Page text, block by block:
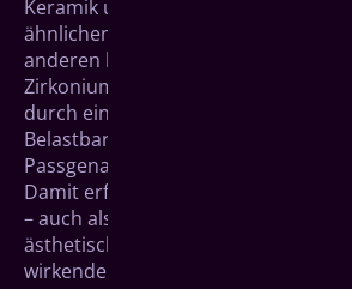
Keramik und ihrer der natürlichen
ähnlichen physikalischen
anderen bietet das sehr stabile
Zirkoniumdioxid-Keramik Vorteile.
durch eine außergewöhnliche
Belastbarkeit, einem minimalen
Passgenauigkeit aus.
Damit erfüllt eine Kronen- oder
– auch als Aufbau bei Implantaten –
ästhetische Ansprüche. Sie zeigt
wirkende Lichtreflexion, die genaue